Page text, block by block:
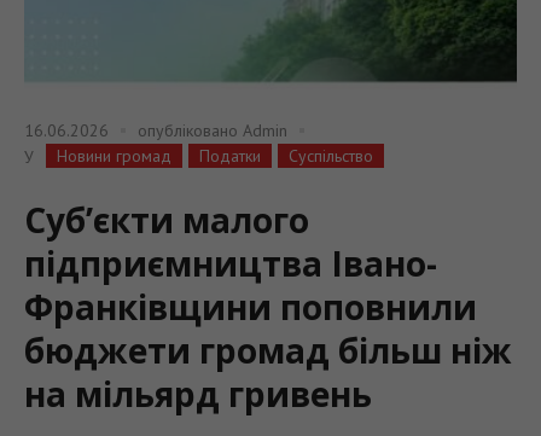
16.06.2026 опубліковано Admin
У
Новини громад Податки Суспільство
Cуб’єкти малого
підприємництва Івано-
Франківщини поповнили
бюджети громад більш ніж
на мільярд гривень